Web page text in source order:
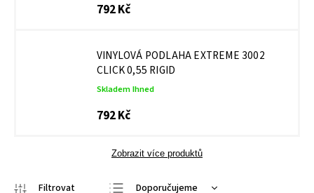
792 Kč
VINYLOVÁ PODLAHA EXTREME 3002
CLICK 0,55 RIGID
Skladem Ihned
792 Kč
Zobrazit více produktů
Doporučujeme